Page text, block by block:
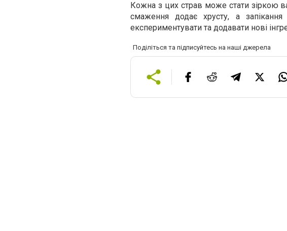
Кожна з цих страв може стати зіркою
смаження додає хрусту, а
експериментувати та додавати нові
Поділіться та підписуйтесь на наші джерела